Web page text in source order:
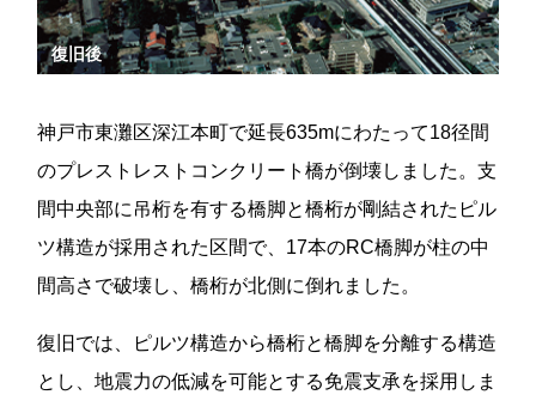
復旧後
神戸市東灘区深江本町で延長635mにわたって18径間
のプレストレストコンクリート橋が倒壊しました。支
間中央部に吊桁を有する橋脚と橋桁が剛結されたピル
ツ構造が採用された区間で、17本のRC橋脚が柱の中
間高さで破壊し、橋桁が北側に倒れました。
復旧では、ピルツ構造から橋桁と橋脚を分離する構造
とし、地震力の低減を可能とする免震支承を採用しま